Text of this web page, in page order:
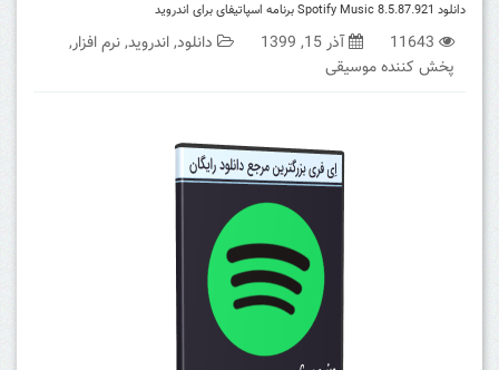
دانلود Spotify Music 8.5.87.921 برنامه اسپاتیفای برای اندروید
11643 آذر 15, 1399 دانلود,اندروید,نرم افزار,
پخش کننده موسیقی